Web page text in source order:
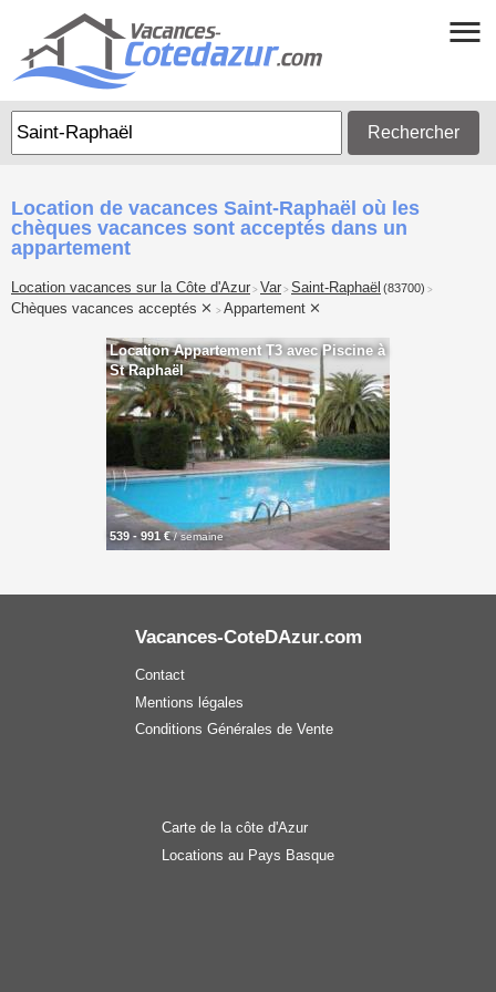
Rechercher
Location de vacances Saint-Raphaël où les
chèques vacances sont acceptés dans un
appartement
Location vacances sur la Côte d'Azur > Var > Saint-Raphaël (83700) >
Chèques vacances acceptés > Appartement
Location Appartement T3 avec Piscine à
St Raphaël
539 - 991 €/ semaine
Vacances-CoteDAzur.com
Contact
Mentions légales
Conditions Générales de Vente
Carte de la côte d'Azur
Locations au Pays Basque